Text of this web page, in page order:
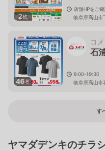
2枚
店舗HPをご
岐阜県高山市
46枚
コ
石
9:00-19:30
岐阜県高山市
す
ヤマダデンキのチラ